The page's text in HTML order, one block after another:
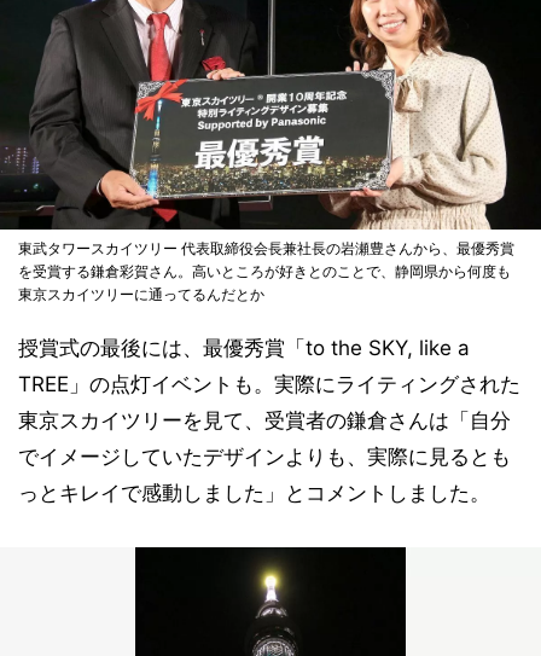
東武タワースカイツリー 代表取締役会長兼社長の岩瀬豊さんから、最優秀賞
を受賞する鎌倉彩賀さん。高いところが好きとのことで、静岡県から何度も
東京スカイツリーに通ってるんだとか
授賞式の最後には、最優秀賞「to the SKY, like a
TREE」の点灯イベントも。実際にライティングされた
東京スカイツリーを見て、受賞者の鎌倉さんは「自分
でイメージしていたデザインよりも、実際に見るとも
っとキレイで感動しました」とコメントしました。